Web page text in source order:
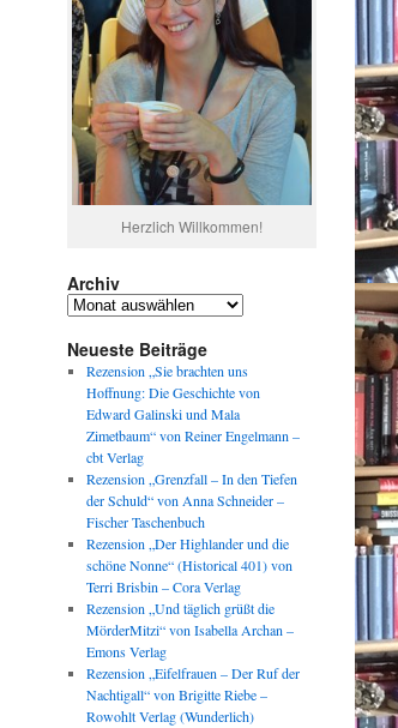
Herzlich Willkommen!
Archiv
Archiv
Neueste Beiträge
Rezension „Sie brachten uns
Hoffnung: Die Geschichte von
Edward Galinski und Mala
Zimetbaum“ von Reiner Engelmann –
cbt Verlag
Rezension „Grenzfall – In den Tiefen
der Schuld“ von Anna Schneider –
Fischer Taschenbuch
Rezension „Der Highlander und die
schöne Nonne“ (Historical 401) von
Terri Brisbin – Cora Verlag
Rezension „Und täglich grüßt die
MörderMitzi“ von Isabella Archan –
Emons Verlag
Rezension „Eifelfrauen – Der Ruf der
Nachtigall“ von Brigitte Riebe –
Rowohlt Verlag (Wunderlich)